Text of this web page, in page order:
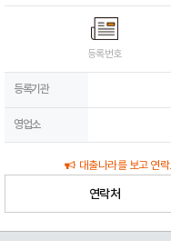
등록번호
등록기관
영업소
대출나라를 보고 연
연락처